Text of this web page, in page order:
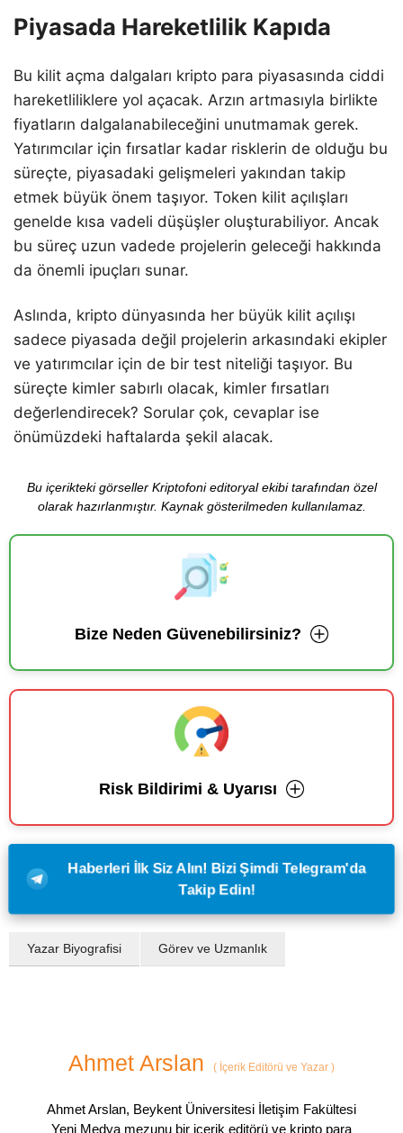
Piyasada Hareketlilik Kapıda
Bu kilit açma dalgaları kripto para piyasasında ciddi
hareketliliklere yol açacak. Arzın artmasıyla birlikte
fiyatların dalgalanabileceğini unutmamak gerek.
Yatırımcılar için fırsatlar kadar risklerin de olduğu bu
süreçte, piyasadaki gelişmeleri yakından takip
etmek büyük önem taşıyor. Token kilit açılışları
genelde kısa vadeli düşüşler oluşturabiliyor. Ancak
bu süreç uzun vadede projelerin geleceği hakkında
da önemli ipuçları sunar.
Aslında, kripto dünyasında her büyük kilit açılışı
sadece piyasada değil projelerin arkasındaki ekipler
ve yatırımcılar için de bir test niteliği taşıyor. Bu
süreçte kimler sabırlı olacak, kimler fırsatları
değerlendirecek? Sorular çok, cevaplar ise
önümüzdeki haftalarda şekil alacak.
Bu içerikteki görseller Kriptofoni editoryal ekibi tarafından özel
olarak hazırlanmıştır. Kaynak gösterilmeden kullanılamaz.
Bize Neden Güvenebilirsiniz?
Risk Bildirimi & Uyarısı
Haberleri İlk Siz Alın! Bizi Şimdi Telegram'da
Takip Edin!
Yazar Biyografisi Görev ve Uzmanlık
Ahmet Arslan ( İçerik Editörü ve Yazar )
Ahmet Arslan, Beykent Üniversitesi İletişim Fakültesi
Yeni Medya mezunu bir içerik editörü ve kripto para